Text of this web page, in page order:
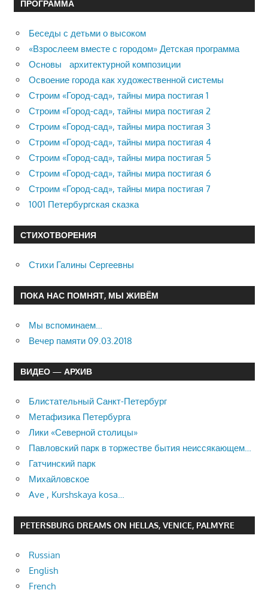
ПРОГРАММА
Беседы с детьми о высоком
«Взрослеем вместе с городом» Детская программа
Основы архитектурной композиции
Освоение города как художественной системы
Строим «Город-сад», тайны мира постигая 1
Строим «Город-сад», тайны мира постигая 2
Строим «Город-сад», тайны мира постигая 3
Строим «Город-сад», тайны мира постигая 4
Строим «Город-сад», тайны мира постигая 5
Строим «Город-сад», тайны мира постигая 6
Строим «Город-сад», тайны мира постигая 7
1001 Петербургская сказка
СТИХОТВОРЕНИЯ
Стихи Галины Сергеевны
ПОКА НАС ПОМНЯТ, МЫ ЖИВЁМ
Мы вспоминаем…
Вечер памяти 09.03.2018
ВИДЕО — АРХИВ
Блистательный Санкт-Петербург
Метафизика Петербурга
Лики «Северной столицы»
Павловский парк в торжестве бытия неиссякающем…
Гатчинский парк
Михайловское
Ave , Kurshskaya kosa…
PETERSBURG DREAMS ON HELLAS, VENICE, PALMYRE
Russian
English
French